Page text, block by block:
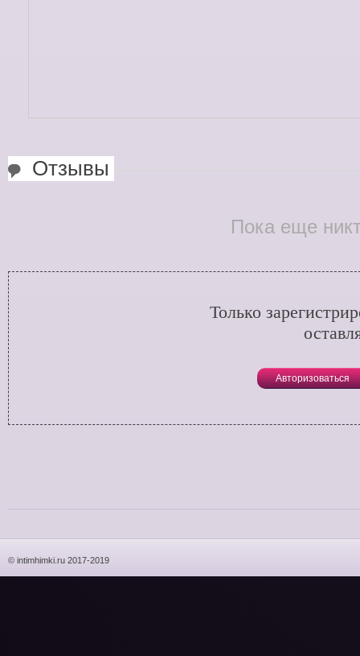
Отзывы
Пока еще
Только
Авторизоваться
© intimhimki.ru 2017-2019